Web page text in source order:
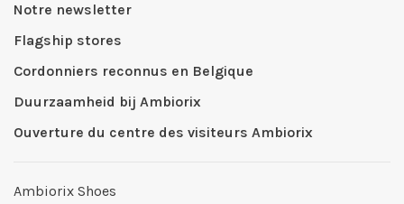
Notre newsletter
Flagship stores
Cordonniers reconnus en Belgique
Duurzaamheid bij Ambiorix
Ouverture du centre des visiteurs Ambiorix
Ambiorix Shoes